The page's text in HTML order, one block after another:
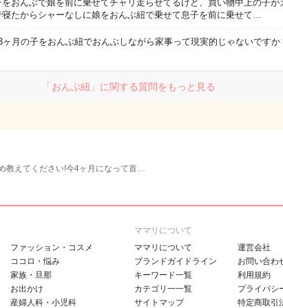
をおんぶで娘を前に乗せてチャリ走らせてるけど、買い物中上の子が
寝たからシャーなしに娘をおんぶ紐で乗せて息子を前に乗せて…
ヶ月の子をおんぶ紐でおんぶしながら家事って現実的じゃないですか
「おんぶ紐」に関する質問をもっと見る
教えてください!今4ヶ月になって首…
ファッション・コスメ
ココロ・悩み
家族・旦那
お出かけ
産婦人科・小児科
ママリについて
ママリについて
ブランドガイドライン
キーワード一覧
カテゴリ一一覧
サイトマップ
運営会社
お問い合わ
利用規約
プライバシ
特定商取引